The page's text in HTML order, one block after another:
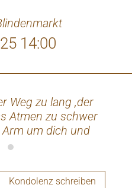
14:00
Weg zu lang ,der
Atmen zu schwer
um dich und
heim. In stiller
Kondolenz schreiben